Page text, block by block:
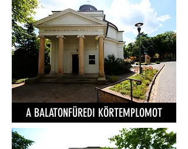
A BALATONFÜREDI KÖRTEMPLOMOT